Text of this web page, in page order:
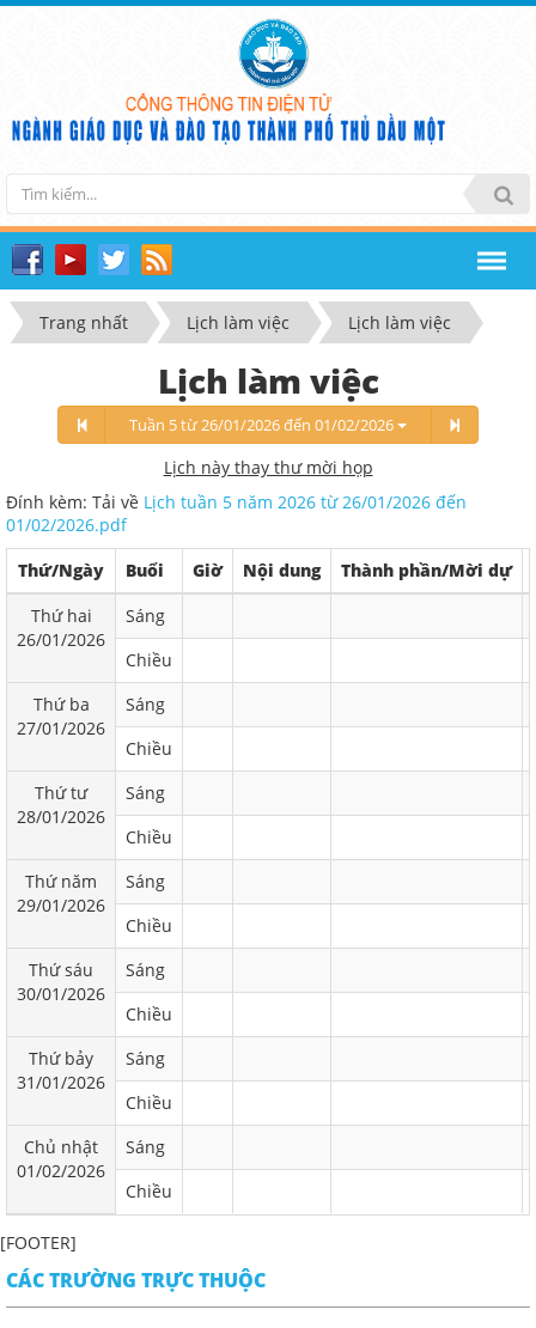
Trang nhất Lịch làm việc Lịch làm việc
Lịch làm việc
Tuần 5 từ 26/01/2026 đến 01/02/2026
Lịch này thay thư mời họp
Đính kèm: Tải về Lịch tuần 5 năm 2026 từ 26/01/2026 đến
01/02/2026.pdf
Thứ/Ngày
Buổi Giờ Nội dung Thành phần/Mời dự
Thứ hai
26/01/2026
Sáng
Chiều
Thứ ba
27/01/2026
Sáng
Chiều
Thứ tư
28/01/2026
Sáng
Chiều
Thứ năm
29/01/2026
Sáng
Chiều
Thứ sáu
30/01/2026
Sáng
Chiều
Thứ bảy
31/01/2026
Sáng
Chiều
Chủ nhật
01/02/2026
Sáng
Chiều
[FOOTER]
CÁC TRƯỜNG TRỰC THUỘC